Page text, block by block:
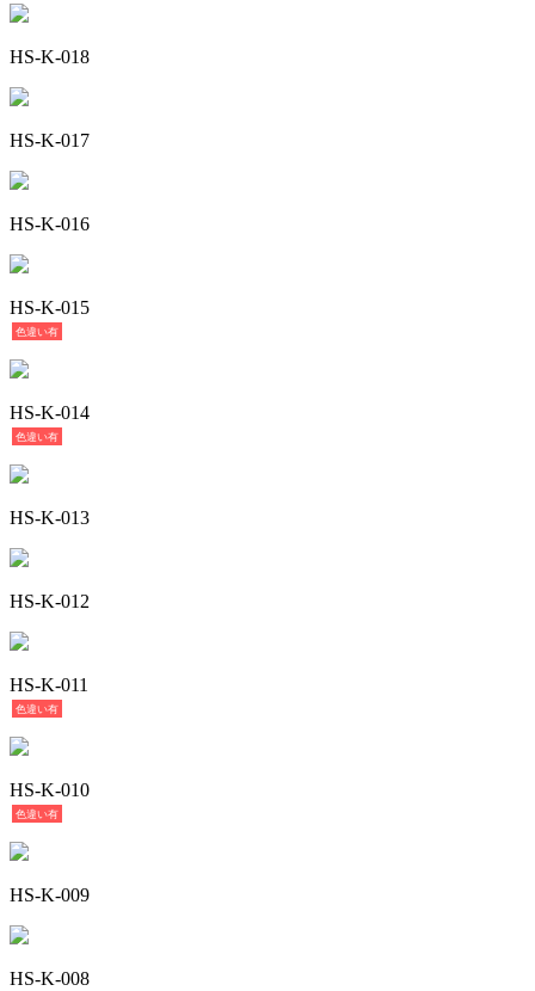
HS-K-018
HS-K-017
HS-K-016
HS-K-015
色違い有
HS-K-014
色違い有
HS-K-013
HS-K-012
HS-K-011
色違い有
HS-K-010
色違い有
HS-K-009
HS-K-008